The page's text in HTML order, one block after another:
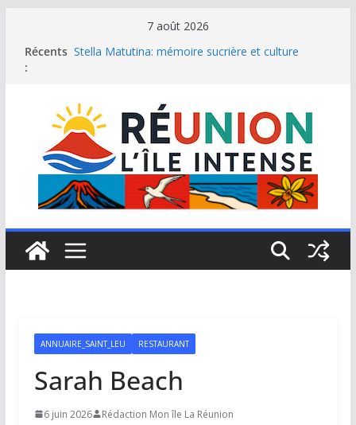
contenu
7 août 2026
Récents
:
Stella Matutina: mémoire sucrière et culture
Une journée de détente à l’Hôtel Iloha à Saint Leu
Le samoussa de La Réunion, emblème de l’île
intense
Le Musée du sel de Saint Leu: site culturel à
découvrir
ANNUAIRE_SAINT_LEU RESTAURANT
Sarah Beach
6 juin 2026 Rédaction Mon île La Réunion